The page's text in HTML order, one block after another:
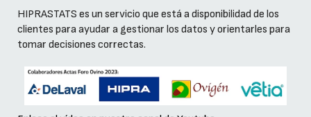
HIPRASTATS es un servicio que está a disponibilidad de los
clientes para ayudar a gestionar los datos y orientarles para
tomar decisiones correctas.